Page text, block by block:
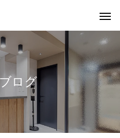
子どもミラ
ログ